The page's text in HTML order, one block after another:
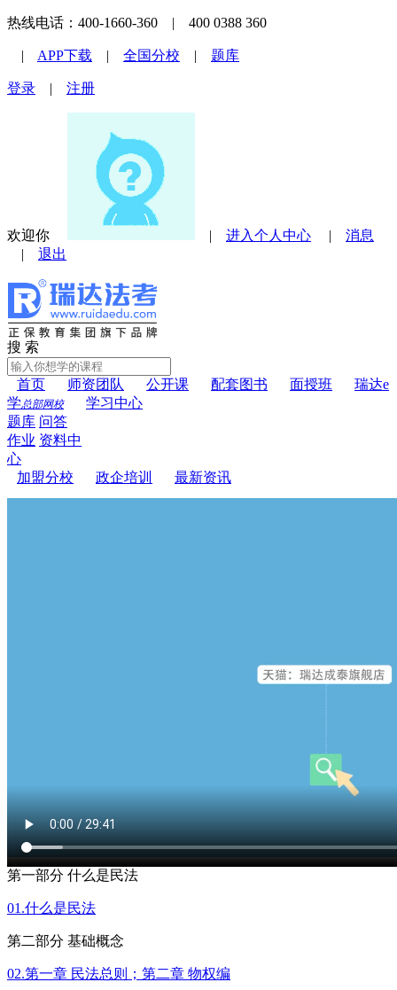
热线电话：400-1660-360 | 400 0388 360
| APP下载 | 全国分校 | 题库
登录 | 注册
欢迎你 | 进入个人中心 | 消息
| 退出
搜 索
首页 师资团队 公开课 配套图书 面授班
瑞达e
学总部网校
学习中心
题库 问答
作业 资料中
心
加盟分校
政企培训 最新资讯
第一部分 什么是民法
01.什么是民法
第二部分 基础概念
02.第一章 民法总则；第二章 物权编